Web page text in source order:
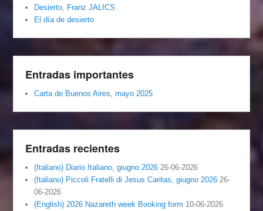
Desierto, Franz JALICS
El día de desierto
Entradas importantes
Carta de Buenos Aires, mayo 2025
Entradas recientes
(Italiano) Diario Italiano, giugno 2026 26-06-2026
(Italiano) Piccoli Fratelli di Jesus Caritas, giugno 2026 26-
06-2026
(English) 2026 Nazareth week Booking form 10-06-2026